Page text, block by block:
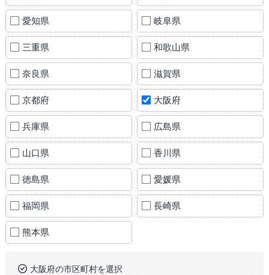
愛知県 岐阜県
三重県 和歌山県
奈良県 滋賀県
京都府 大阪府
兵庫県 広島県
山口県 香川県
徳島県 愛媛県
福岡県 長崎県
熊本県
大阪府の市区町村を選択